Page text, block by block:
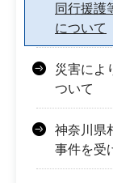
同行援護
について
災害によ
ついて
神奈川県
事件を受